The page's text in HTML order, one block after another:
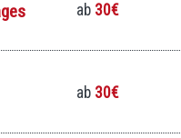
ab30€
ab30€